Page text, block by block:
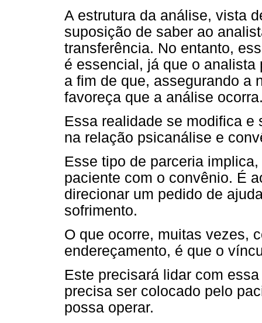
A estrutura da análise, vista
suposição de saber ao
transferência. No entanto,
é essencial, já que o
a fim de que, assegurando a
favoreça que a análise
Essa realidade se modifica e
na relação psicanálise e
Esse tipo de parceria
paciente com o convênio. É
direcionar um pedido de
sofrimento.
O que ocorre, muitas vezes,
endereçamento, é que o
Este precisará lidar com
precisa ser colocado pelo
possa operar.